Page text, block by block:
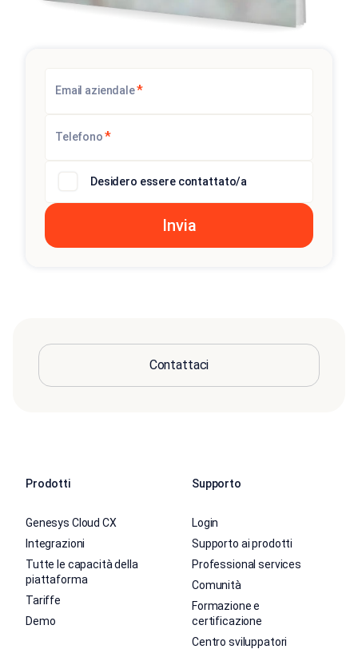
Email aziendale*
Telefono*
Desidero essere contattato/a
Contattaci
Prodotti
Genesys Cloud CX
Integrazioni
Tutte le capacità della
piattaforma
Tariffe
Demo
Supporto
Login
Supporto ai prodotti
Professional services
Comunità
Formazione e
certificazione
Centro sviluppatori